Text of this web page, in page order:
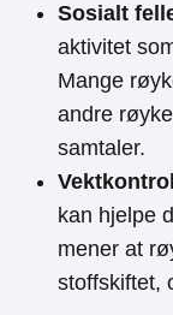
Sosialt
aktivitet
Mange
andre
samtaler.
kan hjelpe
mener at
stoffskiftet,